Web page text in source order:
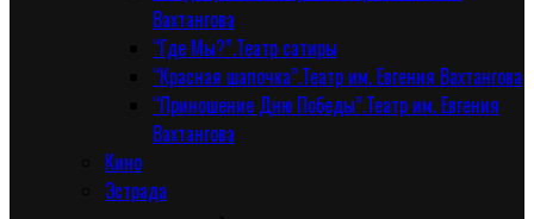
Вахтангова
“Где Мы?”.Театр сатиры
“Красная шапочка”.Театр им. Евгения Вахтангова
“Приношение Дню Победы”.Театр им. Евгения
Вахтангова
Кино
Эстрада